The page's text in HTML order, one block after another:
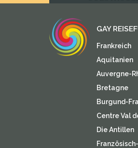
GAY
Frankreich
Aquitanien
Auvergne-
Bretagne
Burgund-
Centre Val
Die Antillen